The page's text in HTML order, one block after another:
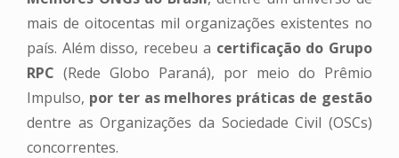
mais de oitocentas mil organizações existentes no
país. Além disso, recebeu a certificação do Grupo
RPC (Rede Globo Paraná), por meio do Prêmio
Impulso, por ter as melhores práticas de gestão
dentre as Organizações da Sociedade Civil (OSCs)
concorrentes.